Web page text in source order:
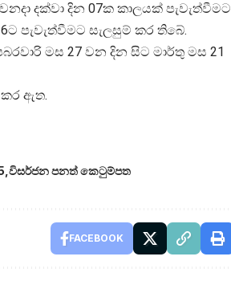
දක්වා දින 07ක කාලයක් පැවැත්වීමට
පැවැත්වීමට සැලසුම් කර තිබේ.
මස 27 වන දින සිට මාර්තු මස 21
කර ඇත.
විසර්ජන පනත් කෙටුම්පත
FACEBOOK